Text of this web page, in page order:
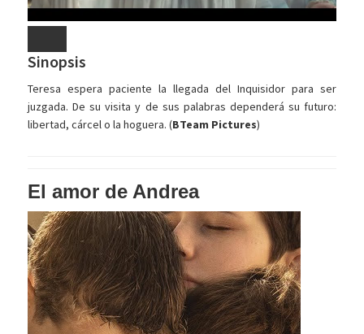
Sinopsis
Teresa espera paciente la llegada del Inquisidor para ser
juzgada. De su visita y de sus palabras dependerá su futuro:
libertad, cárcel o la hoguera. (BTeam Pictures)
El amor de Andrea